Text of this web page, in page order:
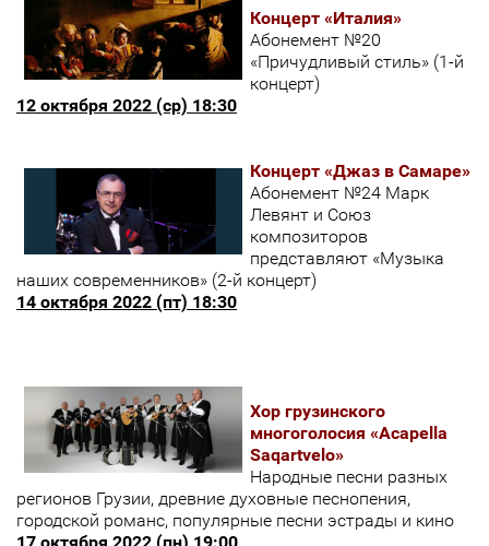
Концерт «Италия»
Абонемент №20
«Причудливый стиль» (1-й
концерт)
12 октября 2022 (ср) 18:30
Концерт «Джаз в Самаре»
Абонемент №24 Марк
Левянт и Союз
композиторов
представляют «Музыка
наших современников» (2-й концерт)
14 октября 2022 (пт) 18:30
Хор грузинского
многоголосия «Acapella
Saqartvelo»
Народные песни разных
регионов Грузии, древние духовные песнопения,
городской романс, популярные песни эстрады и кино